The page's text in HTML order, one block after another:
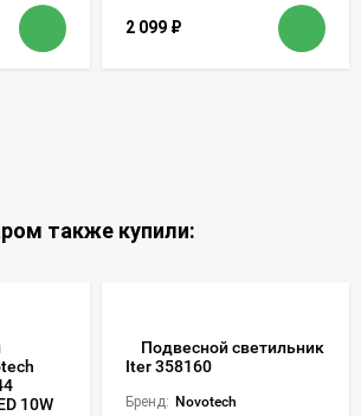
2 099 ₽
также купили:
10W
Подвесной светильник
Iter 358160
Бренд: Novotech